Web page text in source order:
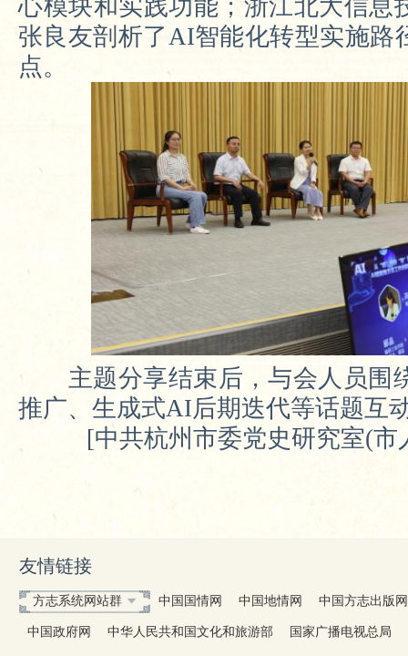
心模块和实践功能 ； 浙江北大信息
张良友剖析了AI智能化转型实施路
点。
主题分享结束后，与会人员 围
推广、生成式AI后期迭代等话题互
[中共杭州市委党史研究室(
友情链接
方志系统网站群 中国国情网 中国地情网 中国方志出版网
中国政府网 中华人民共和国文化和旅游部 国家广播电视总局